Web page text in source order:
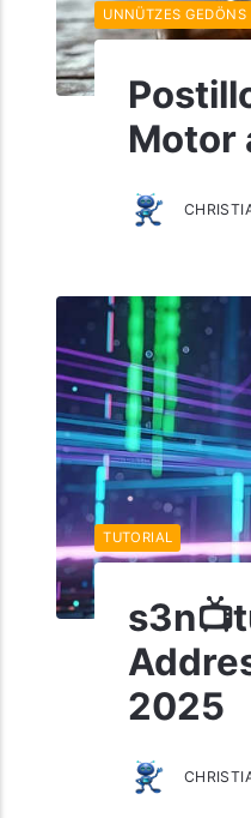
Motor
UNNÜTZES GEDÖNS
2025
TUTORIAL